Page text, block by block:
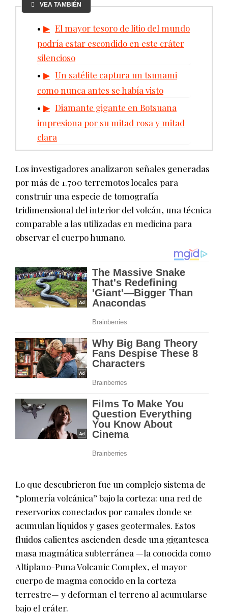
VEA TAMBIÉN
El mayor tesoro de litio del mundo
podría estar escondido en este cráter
silencioso
Un satélite captura un tsunami
como nunca antes se había visto
Diamante gigante en Botsuana
impresiona por su mitad rosa y mitad
clara
Los investigadores analizaron señales generadas
por más de 1.700 terremotos locales para
construir una especie de tomografía
tridimensional del interior del volcán, una técnica
comparable a las utilizadas en medicina para
observar el cuerpo humano.
Lo que descubrieron fue un complejo sistema de
“plomería volcánica” bajo la corteza: una red de
reservorios conectados por canales donde se
acumulan líquidos y gases geotermales. Estos
fluidos calientes ascienden desde una gigantesca
masa magmática subterránea —la conocida como
Altiplano-Puna Volcanic Complex, el mayor
cuerpo de magma conocido en la corteza
terrestre— y deforman el terreno al acumularse
bajo el cráter.